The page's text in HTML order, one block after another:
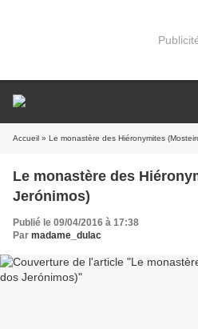
Accueil » Le monastère des Hiéronymites
Le monastère des
Jerónimos)
Publié le 09/04/2016 à 17:38
Par madame_dulac